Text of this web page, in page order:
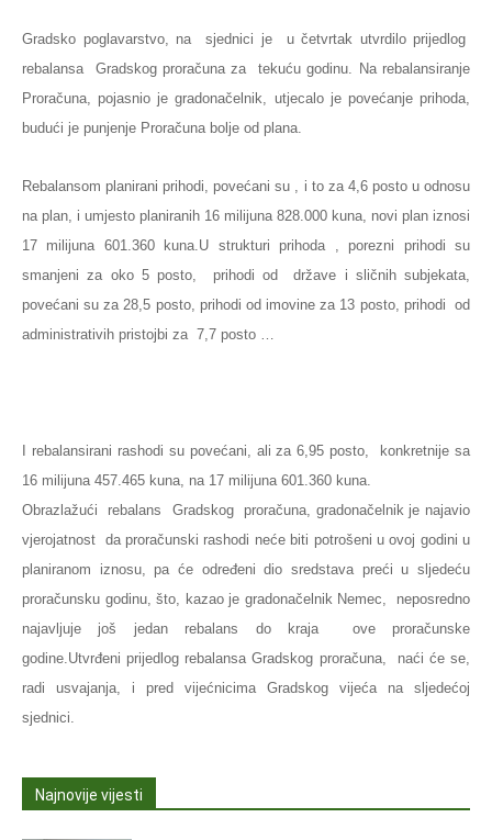
Gradsko poglavarstvo, na sjednici je u četvrtak utvrdilo prijedlog
rebalansa Gradskog proračuna za tekuću godinu. Na rebalansiranje
Proračuna, pojasnio je gradonačelnik, utjecalo je povećanje prihoda,
budući je punjenje Proračuna bolje od plana.
Rebalansom planirani prihodi, povećani su , i to za 4,6 posto u odnosu
na plan, i umjesto planiranih 16 milijuna 828.000 kuna, novi plan iznosi
17 milijuna 601.360 kuna.U strukturi prihoda , porezni prihodi su
smanjeni za oko 5 posto, prihodi od države i sličnih subjekata,
povećani su za 28,5 posto, prihodi od imovine za 13 posto, prihodi od
administrativih pristojbi za 7,7 posto …
I rebalansirani rashodi su povećani, ali za 6,95 posto, konkretnije sa
16 milijuna 457.465 kuna, na 17 milijuna 601.360 kuna.
Obrazlažući rebalans Gradskog proračuna, gradonačelnik je najavio
vjerojatnost da proračunski rashodi neće biti potrošeni u ovoj godini u
planiranom iznosu, pa će određeni dio sredstava preći u sljedeću
proračunsku godinu, što, kazao je gradonačelnik Nemec, neposredno
najavljuje još jedan rebalans do kraja ove proračunske
godine.Utvrđeni prijedlog rebalansa Gradskog proračuna, naći će se,
radi usvajanja, i pred vijećnicima Gradskog vijeća na sljedećoj
sjednici.
Najnovije vijesti